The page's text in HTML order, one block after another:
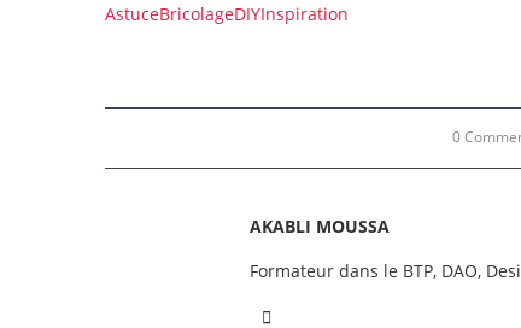
AstuceBricolageDIYInspiration
0
AKABLI MOUSSA
Formateur dans le BTP, DAO,